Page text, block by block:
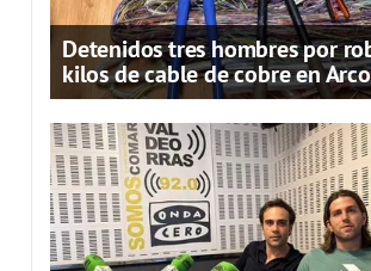
Detenidos tres hombres por
kilos de cable de cobre en